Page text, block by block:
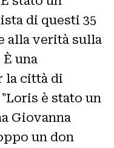
di questi 35
alla verità sulla
una
la città di
è stato un
Giovanna
un don